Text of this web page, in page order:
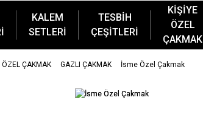
KALEM
SETLERİ
TESBİH
ÇEŞİTLERİ
KİŞİYE
ÖZEL
ÇAKMAK
ÖZEL ÇAKMAK GAZLI ÇAKMAK İsme Özel Çakmak